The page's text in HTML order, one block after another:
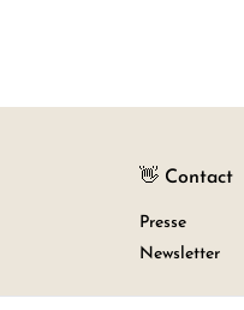
👋 Contact
Presse
Newsletter